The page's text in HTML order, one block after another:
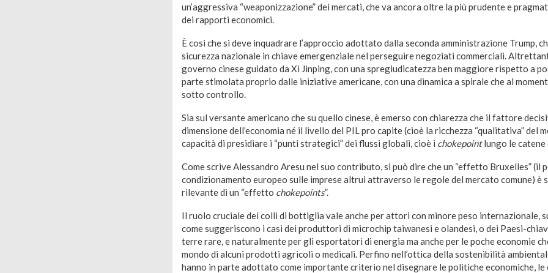
un’aggressiva “weaponizzazione” dei mercati, che va ancora oltre la più prudente e
dei rapporti economici.
È così che si deve inquadrare l’approccio adottato dalla seconda amministrazione Trump,
sicurezza nazionale in chiave emergenziale nel perseguire negoziati commerciali.
governo cinese guidato da Xi Jinping, con una spregiudicatezza ben maggiore rispetto a
parte stimolata proprio dalle iniziative americane, con una dinamica a spirale che al
sotto controllo.
Sia sul versante americano che su quello cinese, è emerso con chiarezza che il fattore
dimensione dell’economia né il livello del PIL pro capite (cioè la ricchezza “qualitativa” del
capacità di presidiare i “punti strategici” dei flussi globali, cioè i chokepointlungo le catene
Come scrive Alessandro Aresu nel suo contributo, si può dire che un “effetto Bruxelles” (il
condizionamento europeo sulle imprese altrui attraverso le regole del mercato comune) è
rilevante di un “effetto chokepoints”.
Il ruolo cruciale dei colli di bottiglia vale anche per attori con minore peso internazionale,
come suggeriscono i casi dei produttori di microchip taiwanesi e olandesi, o dei Paesi-
terre rare, e naturalmente per gli esportatori di energia ma anche per le poche economie
mondo di alcuni prodotti agricoli o medicali. Perfino nell’ottica della sostenibilità
hanno in parte adottato come importante criterio nel disegnare le politiche economiche,